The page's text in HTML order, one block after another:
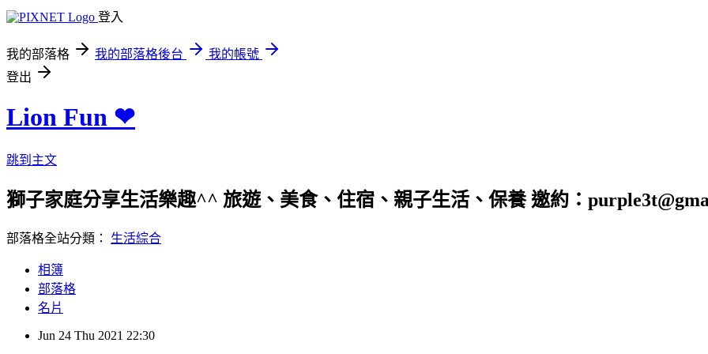
登入
我的部落格 我的部落格後台
我的帳號
登出
Lion Fun ❤
跳到主文
獅子家庭分享生活樂趣^^ 旅遊、美食、住宿、親子生活、保養 邀約：
部落格全站分類： 生活綜合
相簿
部落格
名片
Jun 24 Thu 2021 22:30